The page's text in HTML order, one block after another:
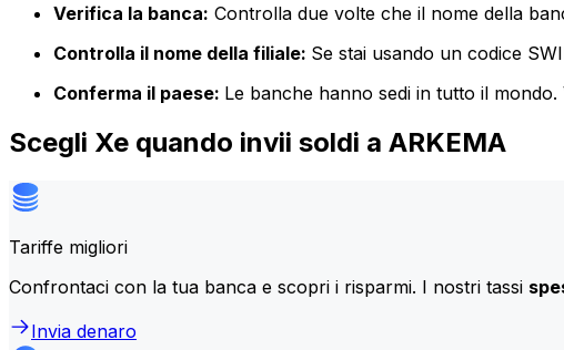
Verifica la banca: Controlla due volte che il nome della
Controlla il nome della filiale: Se stai usando un codice
Conferma il paese: Le banche hanno sedi in tutto il
Scegli Xe quando invii soldi a ARKEMA
Tariffe migliori
Confrontaci con la tua banca e scopri i risparmi. I nostri tassi
Invia denaro